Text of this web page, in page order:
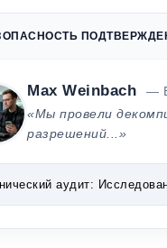
Max Weinbach
—
«Мы провели
разрешений...»
аудит: